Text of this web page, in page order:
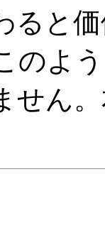
ると
のよ
せん